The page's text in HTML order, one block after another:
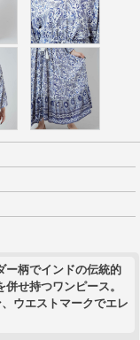
ー柄でインドの伝統的
せ持つワンピース。
ウエストマークでエレ